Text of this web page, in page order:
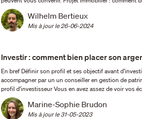
Wilhelm Bertieux
Mis à jour le 26-06-2024
Investir : comment bien placer son
En bref Définir son profil et ses objectif avant d’investir. La clé de l'investissement est la diversification. Faites vous
accompagner par un un conseiller en gestion de patrimoine. Comment placer intelligemment son argent
profil d’investisseur Vous en avez assez
Marine-Sophie Brudon
Mis à jour le 31-05-2023